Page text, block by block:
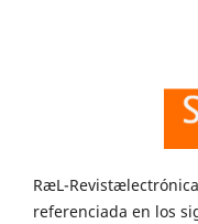
RæL-
referenciada en los